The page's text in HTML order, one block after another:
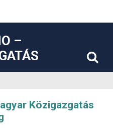
–
Közigazgatás